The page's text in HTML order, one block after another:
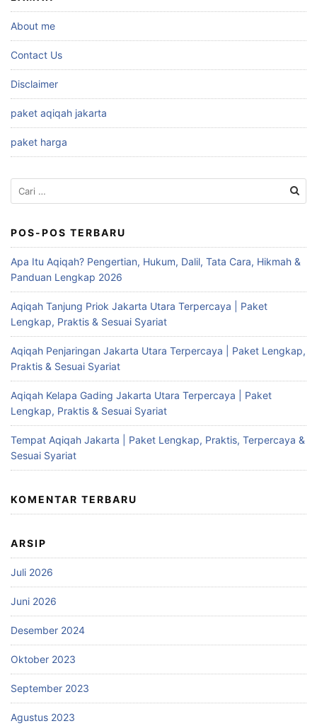
About me
Contact Us
Disclaimer
paket aqiqah jakarta
paket harga
Cari
untuk:
POS-POS TERBARU
Apa Itu Aqiqah? Pengertian, Hukum, Dalil, Tata Cara, Hikmah &
Panduan Lengkap 2026
Aqiqah Tanjung Priok Jakarta Utara Terpercaya | Paket
Lengkap, Praktis & Sesuai Syariat
Aqiqah Penjaringan Jakarta Utara Terpercaya | Paket Lengkap,
Praktis & Sesuai Syariat
Aqiqah Kelapa Gading Jakarta Utara Terpercaya | Paket
Lengkap, Praktis & Sesuai Syariat
Tempat Aqiqah Jakarta | Paket Lengkap, Praktis, Terpercaya &
Sesuai Syariat
KOMENTAR TERBARU
ARSIP
Juli 2026
Juni 2026
Desember 2024
Oktober 2023
September 2023
Agustus 2023